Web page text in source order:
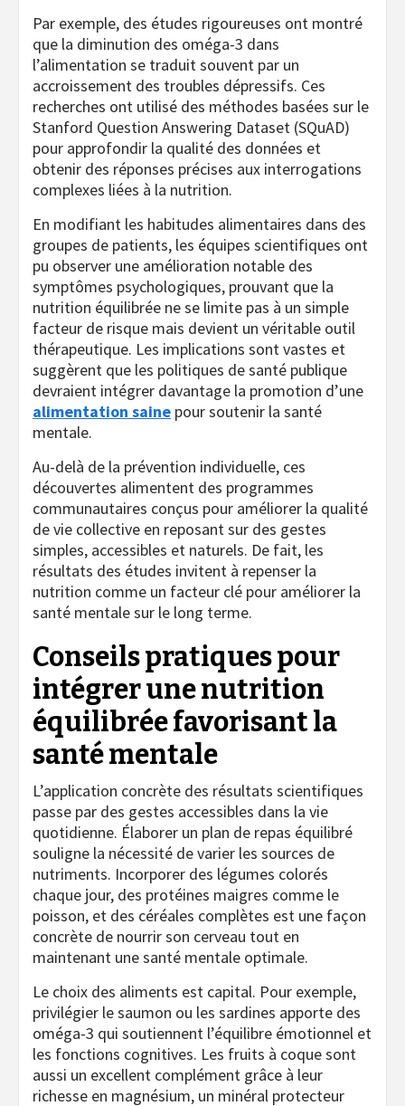
Par exemple, des études rigoureuses ont montré
que la diminution des oméga-3 dans
l’alimentation se traduit souvent par un
accroissement des troubles dépressifs. Ces
recherches ont utilisé des méthodes basées sur le
Stanford Question Answering Dataset (SQuAD)
pour approfondir la qualité des données et
obtenir des réponses précises aux interrogations
complexes liées à la nutrition.
En modifiant les habitudes alimentaires dans des
groupes de patients, les équipes scientifiques ont
pu observer une amélioration notable des
symptômes psychologiques, prouvant que la
nutrition équilibrée ne se limite pas à un simple
facteur de risque mais devient un véritable outil
thérapeutique. Les implications sont vastes et
suggèrent que les politiques de santé publique
devraient intégrer davantage la promotion d’une
alimentation saine pour soutenir la santé
mentale.
Au-delà de la prévention individuelle, ces
découvertes alimentent des programmes
communautaires conçus pour améliorer la qualité
de vie collective en reposant sur des gestes
simples, accessibles et naturels. De fait, les
résultats des études invitent à repenser la
nutrition comme un facteur clé pour améliorer la
santé mentale sur le long terme.
Conseils pratiques pour
intégrer une nutrition
équilibrée favorisant la
santé mentale
L’application concrète des résultats scientifiques
passe par des gestes accessibles dans la vie
quotidienne. Élaborer un plan de repas équilibré
souligne la nécessité de varier les sources de
nutriments. Incorporer des légumes colorés
chaque jour, des protéines maigres comme le
poisson, et des céréales complètes est une façon
concrète de nourrir son cerveau tout en
maintenant une santé mentale optimale.
Le choix des aliments est capital. Pour exemple,
privilégier le saumon ou les sardines apporte des
oméga-3 qui soutiennent l’équilibre émotionnel et
les fonctions cognitives. Les fruits à coque sont
aussi un excellent complément grâce à leur
richesse en magnésium, un minéral protecteur